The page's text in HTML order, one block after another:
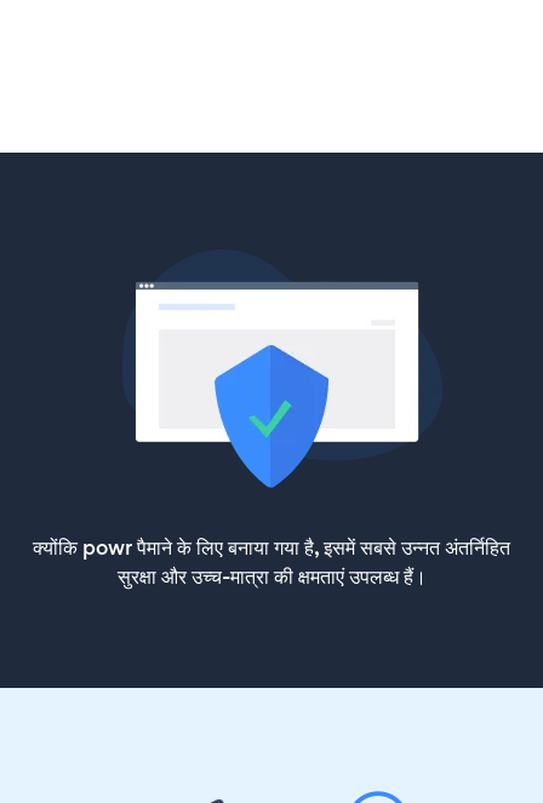
क्योंकि powr पैमाने के लिए बनाया गया है, इसमें सबसे उन्नत अंतर्निहित
सुरक्षा और उच्च-मात्रा की क्षमताएं उपलब्ध हैं।